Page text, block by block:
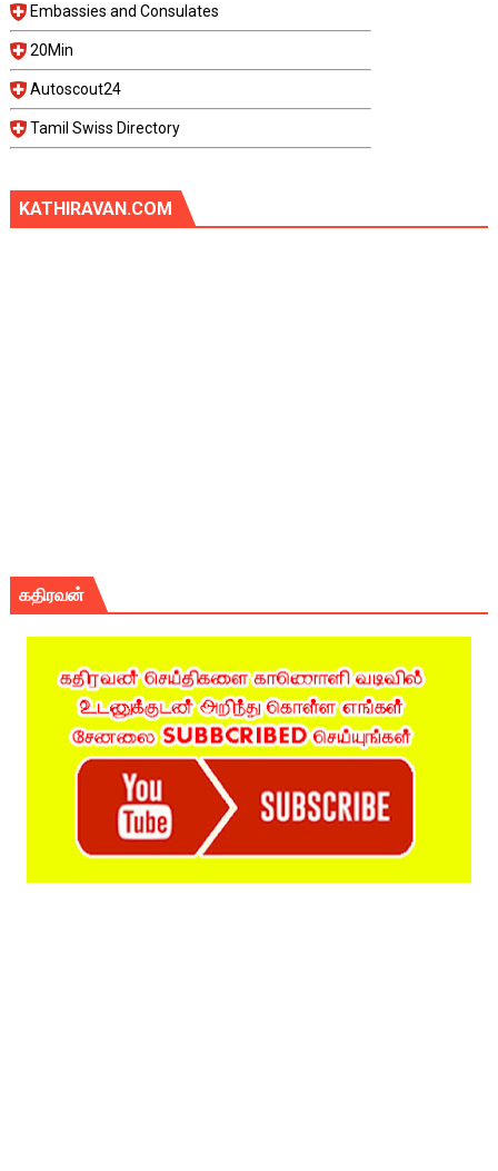
Embassies and Consulates
20Min
Autoscout24
Tamil Swiss Directory
KATHIRAVAN.COM
கதிரவன்